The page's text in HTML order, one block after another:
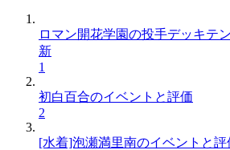
ロマン開花学園の投手デッキテ
新
1
初白百合のイベントと評価
2
[水着]泡瀬満里南のイベントと評